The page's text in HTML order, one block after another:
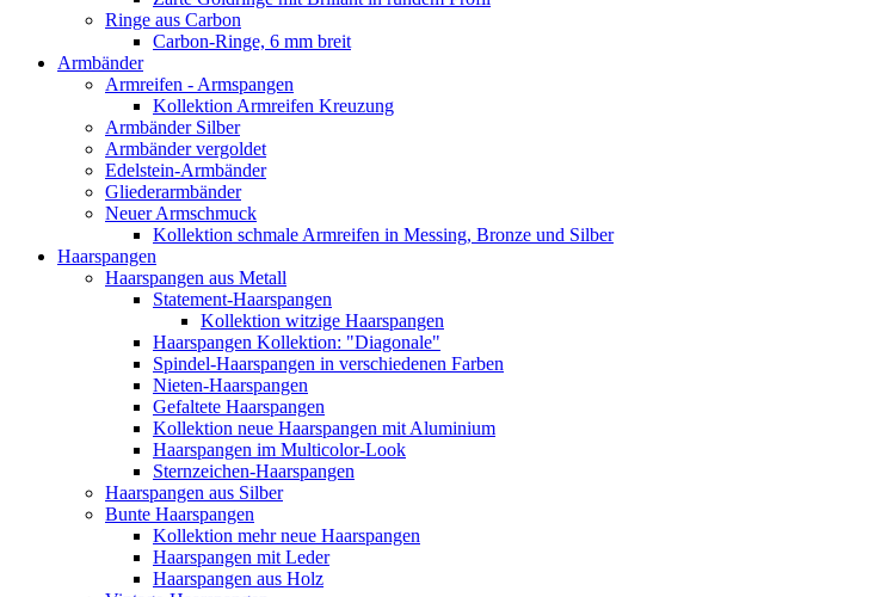
Ringe aus Carbon
Carbon-Ringe, 6 mm breit
Armbänder
Armreifen - Armspangen
Kollektion Armreifen Kreuzung
Armbänder Silber
Armbänder vergoldet
Edelstein-Armbänder
Gliederarmbänder
Neuer Armschmuck
Kollektion schmale Armreifen in Messing, Bronze und Silber
Haarspangen
Haarspangen aus Metall
Statement-Haarspangen
Kollektion witzige Haarspangen
Haarspangen Kollektion: "Diagonale"
Spindel-Haarspangen in verschiedenen Farben
Nieten-Haarspangen
Gefaltete Haarspangen
Kollektion neue Haarspangen mit Aluminium
Haarspangen im Multicolor-Look
Sternzeichen-Haarspangen
Haarspangen aus Silber
Bunte Haarspangen
Kollektion mehr neue Haarspangen
Haarspangen mit Leder
Haarspangen aus Holz